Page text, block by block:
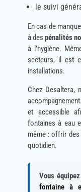
le suivi
En cas de
à despénalités
à l’hygiène.
secteurs, il est
installations.
Chez Desaltera,
et accessible
fontaines à eau
même : offrir des
quotidien.
Vous
fontaine à